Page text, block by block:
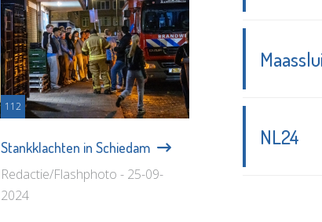
112
Stankklachten in Schiedam
Redactie/Flashphoto - 25-09-
2024
NL24